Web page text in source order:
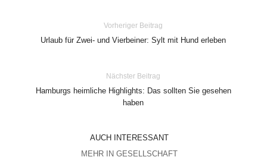
Vorheriger Beitrag
Urlaub für Zwei- und Vierbeiner: Sylt mit Hund erleben
Nächster Beitrag
Hamburgs heimliche Highlights: Das sollten Sie gesehen
haben
AUCH INTERESSANT
MEHR IN GESELLSCHAFT